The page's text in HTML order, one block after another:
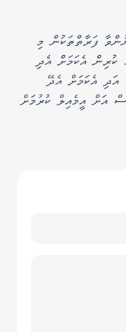
ފަރާތްތަކުން މި
28 ވާ އަންގާރަ ދުވަހުގެ 14:00 ގެ ކުރިން އެކަމަށް އެދި
އެކަމަށް އެދޭ
އަށް އީމެއިލް ކުރުމަށް